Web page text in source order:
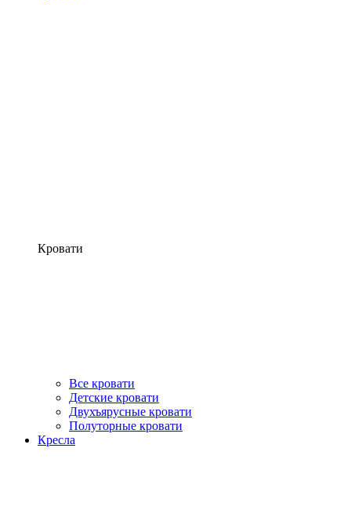
Кровати
Все кровати
Детские кровати
Двухъярусные кровати
Полуторные кровати
Кресла